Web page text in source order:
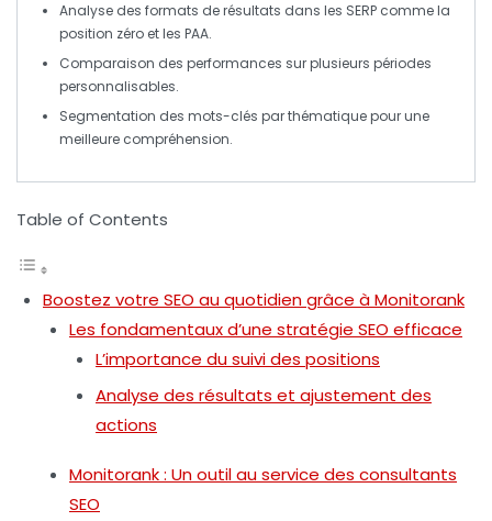
Analyse des formats de résultats dans les SERP comme la
position zéro et les PAA.
Comparaison des performances surplusieurs périodes
personnalisables.
Segmentation des mots-clés par thématique pour une
meilleure compréhension.
Table of Contents
Boostez votre SEO au quotidien grâce à Monitorank
Les fondamentaux d’une stratégie SEO efficace
L’importance du suivi des positions
Analyse des résultats et ajustement des
actions
Monitorank : Un outil au service des consultants
SEO